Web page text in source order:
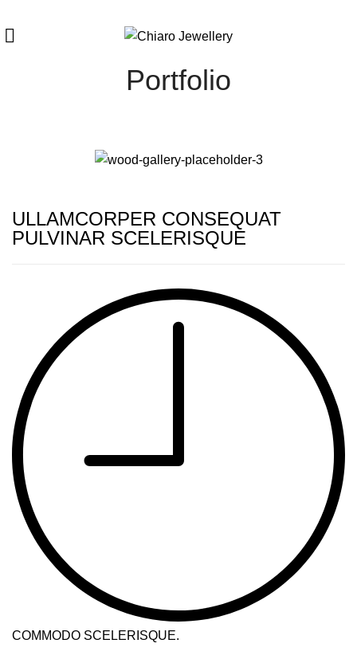
Portfolio
ULLAMCORPER CONSEQUAT
PULVINAR SCELERISQUE
COMMODO SCELERISQUE.